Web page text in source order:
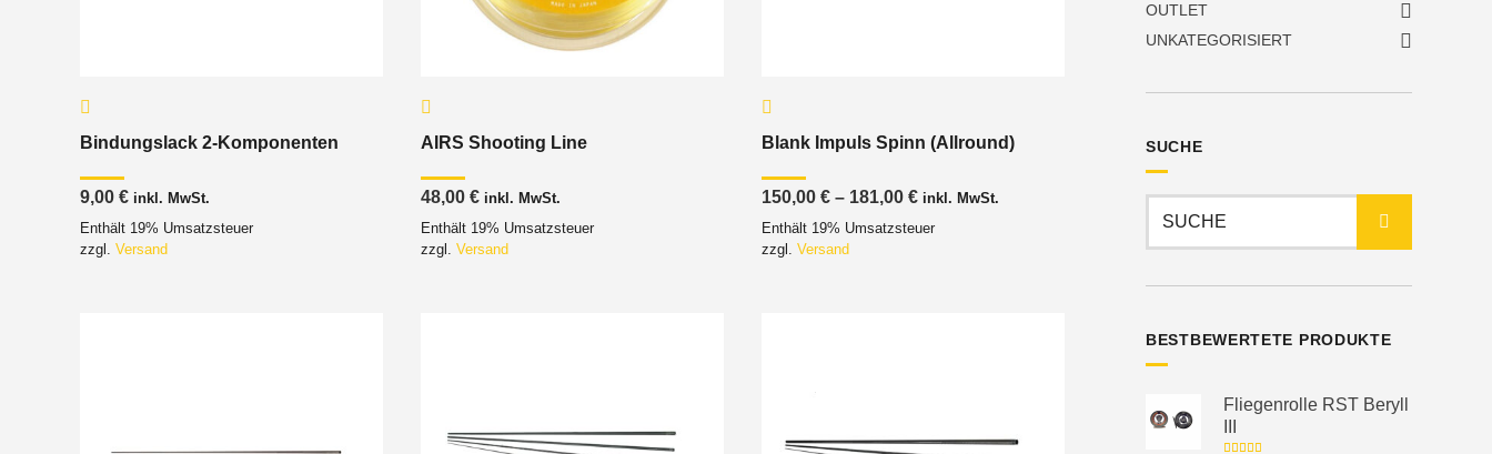
Bindungslack 2-Komponenten
9,00 € inkl. MwSt.
Enthält 19% Umsatzsteuer
zzgl. Versand
AIRS Shooting Line
48,00 € inkl. MwSt.
Enthält 19% Umsatzsteuer
zzgl. Versand
Blank Impuls Spinn (Allround)
150,00 € – 181,00 €Preisspanne:
bis
inkl. MwSt.
Enthält 19% Umsatzsteuer
zzgl. Versand
OUTLET
UNKATEGORISIERT
SUCHE
nach:
BESTBEWERTETE PRODUKTE
Fliegenrolle RST Beryll